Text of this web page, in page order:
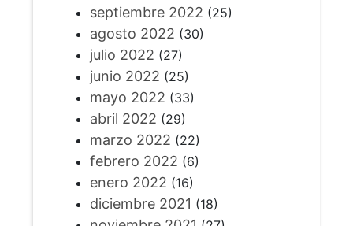
septiembre 2022 (25)
agosto 2022 (30)
julio 2022 (27)
junio 2022 (25)
mayo 2022 (33)
abril 2022 (29)
marzo 2022 (22)
febrero 2022 (6)
enero 2022 (16)
diciembre 2021 (18)